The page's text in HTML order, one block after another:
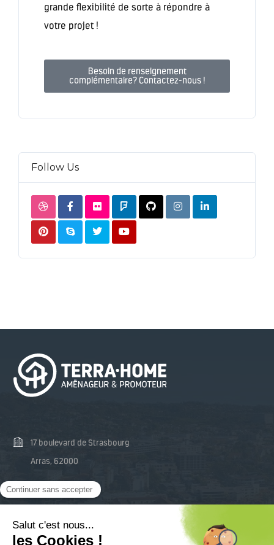
grande flexibilité de sorte à répondre à
votre projet !
Besoin de renseignement
complémentaire? Contactez-nous !
Follow Us
17 boulevard de Strasbourg
Arras, 62000
03 74 47 48 81